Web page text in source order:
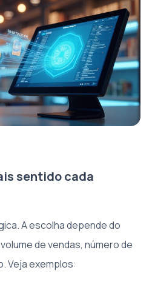
sentido cada
A escolha depende do
de vendas, número de
Veja exemplos: